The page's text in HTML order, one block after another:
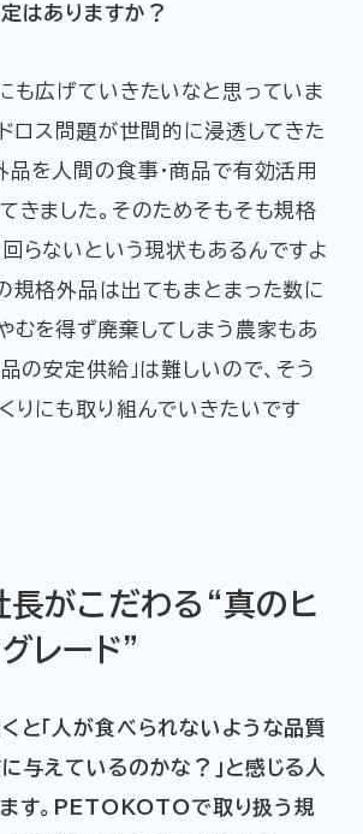
はありますか？
も広げていきたいなと思っていま
ロス問題が世間的に浸透してきた
品を人間の食事・商品で有効活用
きました。そのためそもそも規格
らないという現状もあるんですよ
規格外品は出てもまとまった数に
むを得ず廃棄してしまう農家もあ
品の安定供給」は難しいので、そう
りにも取り組んでいきたいです
長がこだわる“真のヒ
レード”
と「人が食べられないような品質
与えているのかな？」と感じる人
す。PETOKOTOで取り扱う規